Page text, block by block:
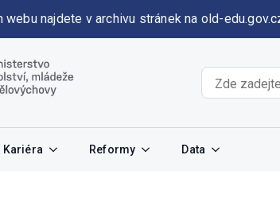
webu najdete v archivu stránek na old-
Kariéra Reformy Data